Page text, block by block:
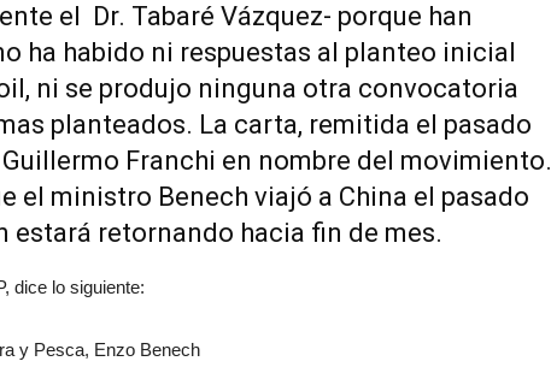
el Dr. Tabaré Vázquez- porque han
ha habido ni respuestas al planteo inicial
ni se produjo ninguna otra convocatoria
planteados. La carta, remitida el pasado
Franchi en nombre del movimiento.
el ministro Benech viajó a China el pasado
estará retornando hacia fin de mes.
dice lo siguiente:
y Pesca, Enzo Benech